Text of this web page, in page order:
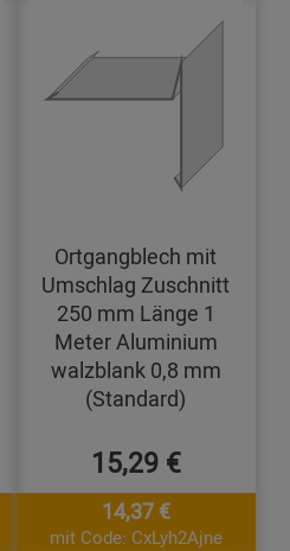
Ortgangblech mit
Umschlag Zuschnitt
250 mm Länge 1
Meter Aluminium
walzblank 0,8 mm
(Standard)
15,29 €
14,37 €
mit Code: CxLyh2Ajne